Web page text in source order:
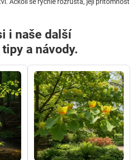
i naše další
a návody.